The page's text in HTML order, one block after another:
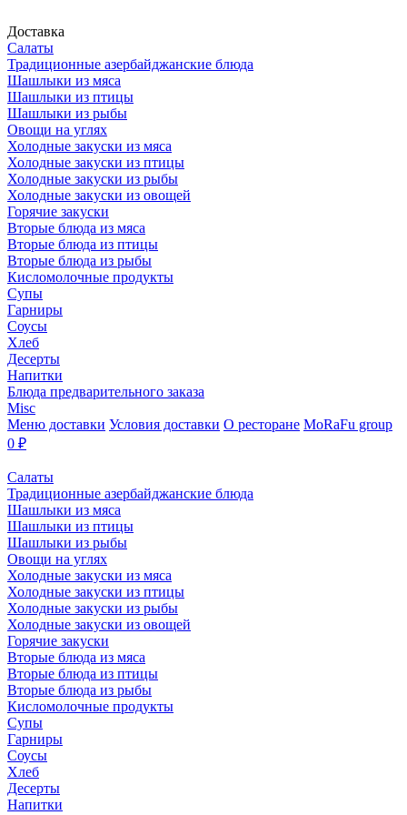
Доставка
Салаты
Традиционные азербайджанские блюда
Шашлыки из мяса
Шашлыки из птицы
Шашлыки из рыбы
Овощи на углях
Холодные закуски из мяса
Холодные закуски из птицы
Холодные закуски из рыбы
Холодные закуски из овощей
Горячие закуски
Вторые блюда из мяса
Вторые блюда из птицы
Вторые блюда из рыбы
Кисломолочные продукты
Супы
Гарниры
Соусы
Хлеб
Десерты
Напитки
Блюда предварительного заказа
Misc
Меню доставки Условия доставки О ресторане MoRaFu group
0 ₽
Салаты
Традиционные азербайджанские блюда
Шашлыки из мяса
Шашлыки из птицы
Шашлыки из рыбы
Овощи на углях
Холодные закуски из мяса
Холодные закуски из птицы
Холодные закуски из рыбы
Холодные закуски из овощей
Горячие закуски
Вторые блюда из мяса
Вторые блюда из птицы
Вторые блюда из рыбы
Кисломолочные продукты
Супы
Гарниры
Соусы
Хлеб
Десерты
Напитки